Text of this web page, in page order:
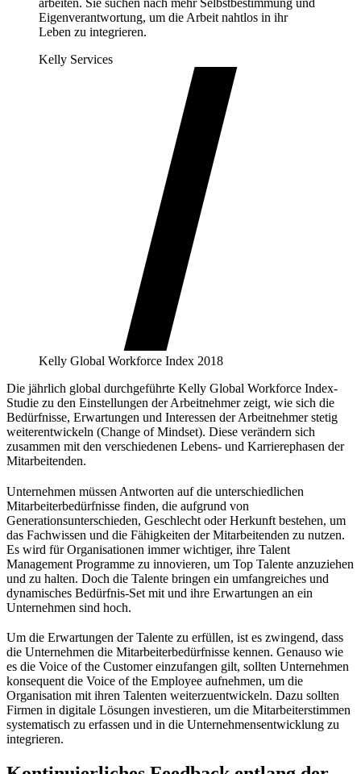
arbeiten. Sie suchen nach mehr Selbstbestimmung und
Eigenverantwortung, um die Arbeit nahtlos in ihr
Leben zu integrieren.
Kelly Services
Kelly Global Workforce Index 2018
Die jährlich global durchgeführte Kelly Global Workforce Index-
Studie zu den Einstellungen der Arbeitnehmer zeigt, wie sich die
Bedürfnisse, Erwartungen und Interessen der Arbeitnehmer stetig
weiterentwickeln (Change of Mindset). Diese verändern sich
zusammen mit den verschiedenen Lebens- und Karrierephasen der
Mitarbeitenden.
Unternehmen müssen Antworten auf die unterschiedlichen
Mitarbeiterbedürfnisse finden, die aufgrund von
Generationsunterschieden, Geschlecht oder Herkunft bestehen, um
das Fachwissen und die Fähigkeiten der Mitarbeitenden zu nutzen.
Es wird für Organisationen immer wichtiger, ihre Talent
Management Programme zu innovieren, um Top Talente anzuziehen
und zu halten. Doch die Talente bringen ein umfangreiches und
dynamisches Bedürfnis-Set mit und ihre Erwartungen an ein
Unternehmen sind hoch.
Um die Erwartungen der Talente zu erfüllen, ist es zwingend, dass
die Unternehmen die Mitarbeiterbedürfnisse kennen. Genauso wie
es die Voice of the Customer einzufangen gilt, sollten Unternehmen
konsequent die Voice of the Employee aufnehmen, um die
Organisation mit ihren Talenten weiterzuentwickeln. Dazu sollten
Firmen in digitale Lösungen investieren, um die Mitarbeiterstimmen
systematisch zu erfassen und in die Unternehmensentwicklung zu
integrieren.